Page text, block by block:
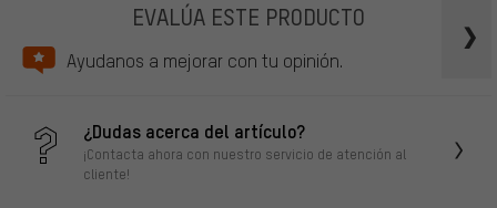
EVALÚA ESTE PRODUCTO
Ayudanos a mejorar con tu opinión.
¿Dudas acerca del artículo?
¡Contacta ahora con nuestro servicio de atención al
cliente!